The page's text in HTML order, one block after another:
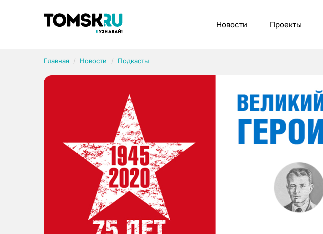
Новости Проекты
Главная Новости Подкасты
Рубрики